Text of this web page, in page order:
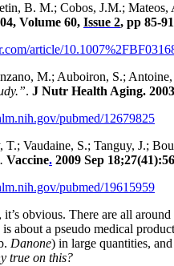
B. M.; Cobos, J.M.; Mateos,
Volume 60, Issue 2, pp 85-
article/
M.; Auboiron, S.;
.”. J Nutr Health Aging.
pubmed/12679825
T.; Vaudaine, S.; Tanguy, J.;
Vaccine. 2009 Sep
pubmed/19615959
obvious. There are all
is about a pseudo medical
Danone) in large quantities,
true on this?